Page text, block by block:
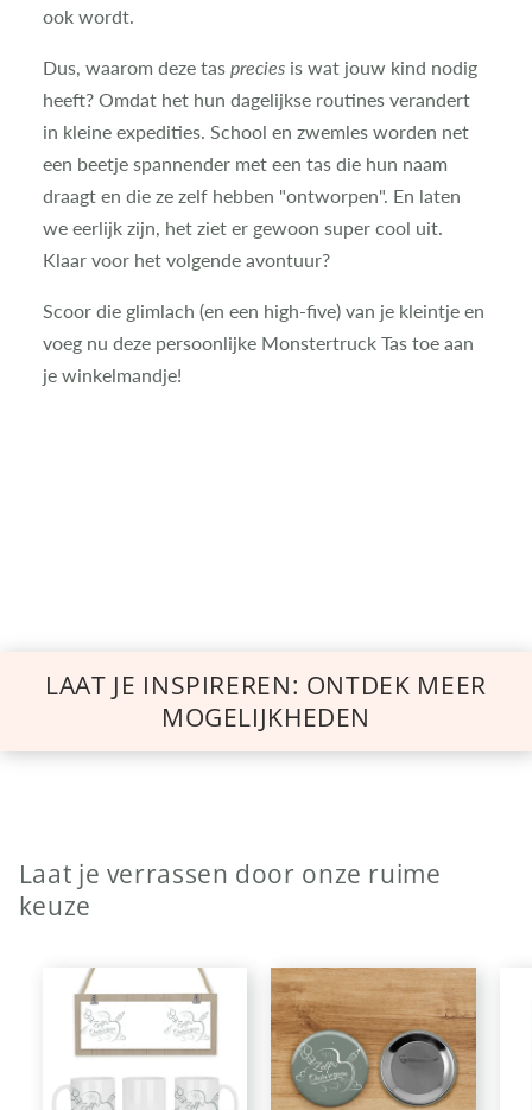
ook wordt.
Dus, waarom deze tas precies is wat jouw kind nodig
heeft? Omdat het hun dagelijkse routines verandert
in kleine expedities. School en zwemles worden net
een beetje spannender met een tas die hun naam
draagt en die ze zelf hebben "ontworpen". En laten
we eerlijk zijn, het ziet er gewoon super cool uit.
Klaar voor het volgende avontuur?
Scoor die glimlach (en een high-five) van je kleintje en
voeg nu deze persoonlijke Monstertruck Tas toe aan
je winkelmandje!
LAAT JE INSPIREREN: ONTDEK MEER
MOGELIJKHEDEN
Laat je verrassen door onze ruime
keuze